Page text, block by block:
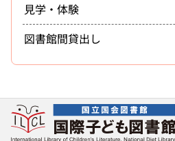
見学・体験
図書館間貸出し